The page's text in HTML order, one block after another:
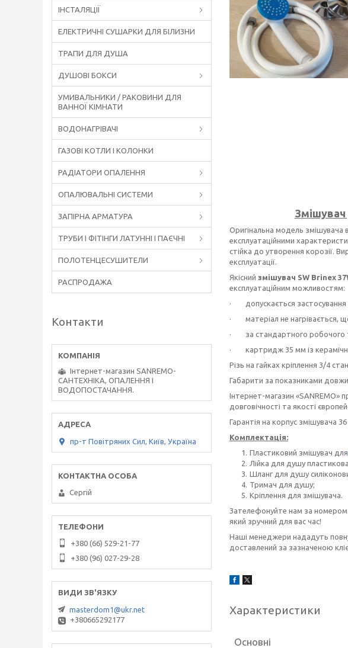
Змішувач
Оригінальна модель змішувача
експлуатаційними
стійка до утворення корозії.
експлуатації.
Якісний змішувач SW Brinex
експлуатаційним можливостям:
· допускається застосування
· матеріал не нагрівається, що
· за стандартного робочого
· картридж 35 мм із
Різь на гайках кріплення 3/4
Габарити за показниками
Інтернет-магазин «SANREMO»
довговічності та якості
Гарантія на корпус змішувача 36
Комплектація:
Пластиковий змішувач для
Лійка для душу
Шланг для душу
Тримач для душу;
Кріплення для змішувача.
Зателефонуйте нам за номером
який зручний для вас час!
Наші менеджери нададуть
доставлений за зазначеною
Характеристики
Основні
ІНСТАЛЯЦІЇ
ЕЛЕКТРИЧНІ СУШАРКИ ДЛЯ БІЛИЗНИ
ТРАПИ ДЛЯ ДУША
ДУШОВІ БОКСИ
УМИВАЛЬНИКИ / РАКОВИНИ ДЛЯ
ВАННОЇ КІМНАТИ
ВОДОНАГРІВАЧІ
ГАЗОВІ КОТЛИ І КОЛОНКИ
РАДІАТОРИ ОПАЛЕННЯ
ОПАЛЮВАЛЬНІ СИСТЕМИ
ЗАПІРНА АРМАТУРА
ТРУБИ І ФІТІНГИ ЛАТУННІ І ПАЄЧНІ
ПОЛОТЕНЦЕСУШИТЕЛИ
РАСПРОДАЖА
Контакти
Інтернет-магазин SANREMO-
САНТЕХНІКА, ОПАЛЕННЯ І
ВОДОПОСТАЧАННЯ.
пр-т Повiтряних Сил, Київ, Україна
Сергiй
+380 (66) 529-21-77
+380 (96) 027-29-28
masterdom1@ukr.net
+380665292177